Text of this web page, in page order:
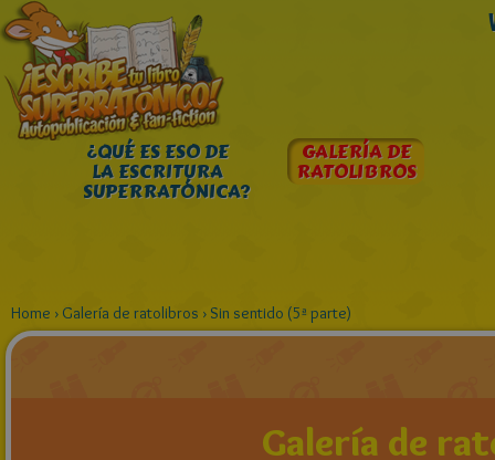
¿QUÉ ES ESO DE
LA ESCRITURA
SUPERRATÓNICA?
GALERÍA DE
RATOLIBROS
Home › Galería de ratolibros › Sin sentido (5ª parte)
Galería de